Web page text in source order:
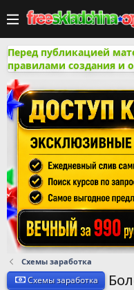
Перед публикацией
правилами создания и
Схемы заработка
Схемы заработка